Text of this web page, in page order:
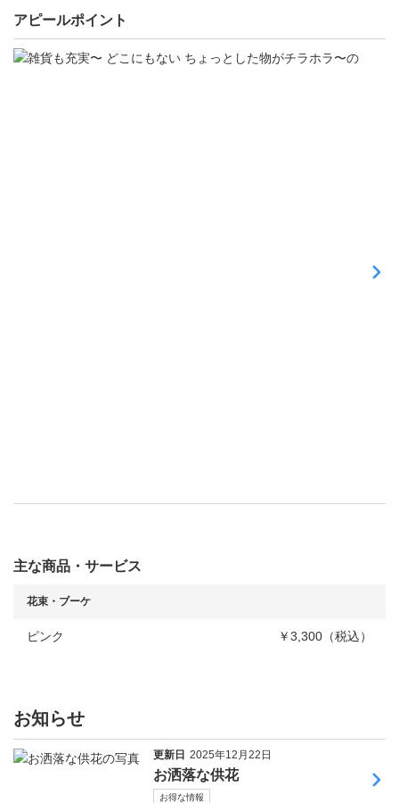
アピールポイント
主な商品・サービス
花束・ブーケ
ピンク ￥3,300（税込）
お知らせ
更新日 2025年12月22日
お洒落な供花
お得な情報